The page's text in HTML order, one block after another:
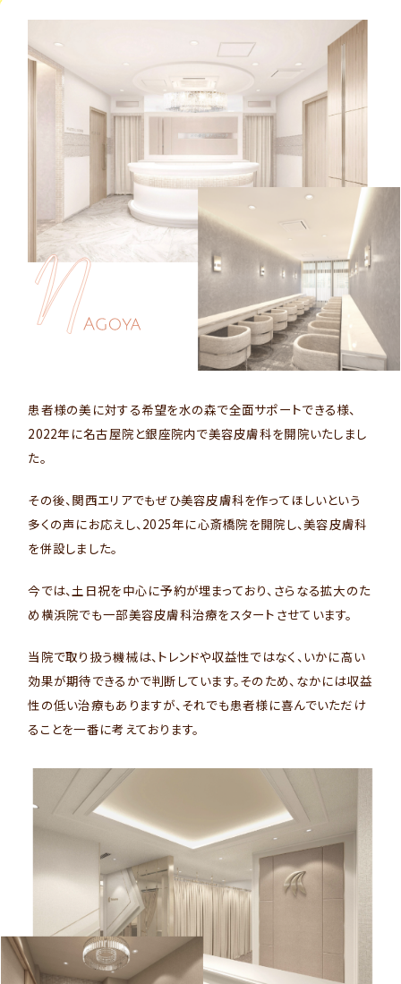
患者様の美に対する希望を水の森で全面サポートできる様、
2022年に名古屋院と銀座院内で美容皮膚科を開院いたしまし
た。
その後、関西エリアでもぜひ美容皮膚科を作ってほしいという
多くの声にお応えし、2025年に心斎橋院を開院し、美容皮膚科
を併設しました。
今では、土日祝を中心に予約が埋まっており、さらなる拡大のた
め横浜院でも一部美容皮膚科治療をスタートさせています。
当院で取り扱う機械は、トレンドや収益性ではなく、いかに高い
効果が期待できるかで判断しています。そのため、なかには収益
性の低い治療もありますが、それでも患者様に喜んでいただけ
ることを一番に考えております。